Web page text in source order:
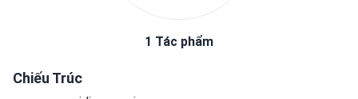
1 Tác phẩm
Chiếu Trúc